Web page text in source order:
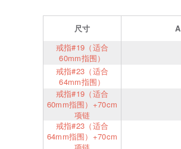
尺寸 A
戒指#19（适合
60mm指围）
戒指#23（适合
64mm指围）
戒指#19（适合
60mm指围）+70cm
项链
戒指#23（适合
64mm指围）+70cm